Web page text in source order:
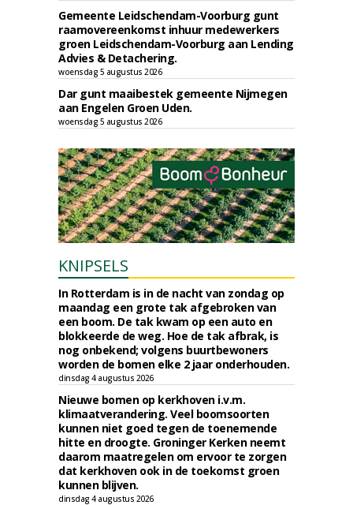
Gemeente Leidschendam-Voorburg gunt
raamovereenkomst inhuur medewerkers
groen Leidschendam-Voorburg aan Lending
Advies & Detachering.
woensdag 5 augustus 2026
Dar gunt maaibestek gemeente Nijmegen
aan Engelen Groen Uden.
woensdag 5 augustus 2026
KNIPSELS
In Rotterdam is in de nacht van zondag op
maandag een grote tak afgebroken van
een boom. De tak kwam op een auto en
blokkeerde de weg. Hoe de tak afbrak, is
nog onbekend; volgens buurtbewoners
worden de bomen elke 2 jaar onderhouden.
dinsdag 4 augustus 2026
Nieuwe bomen op kerkhoven i.v.m.
klimaatverandering. Veel boomsoorten
kunnen niet goed tegen de toenemende
hitte en droogte. Groninger Kerken neemt
daarom maatregelen om ervoor te zorgen
dat kerkhoven ook in de toekomst groen
kunnen blijven.
dinsdag 4 augustus 2026